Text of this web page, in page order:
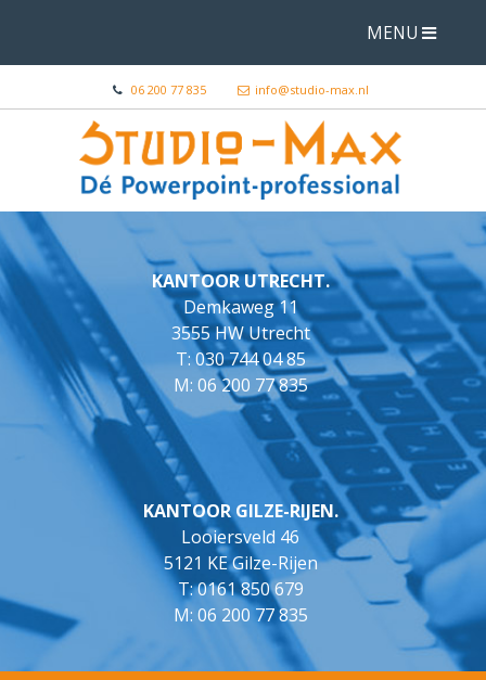
MENU
06 200 77 835 info@studio-max.nl
KANTOOR UTRECHT.
Demkaweg 11
3555 HW Utrecht
T:030 744 04 85
M: 06 200 77 835
KANTOOR GILZE-RIJEN.
Looiersveld 46
5121 KE Gilze-Rijen
T:0161 850 679
M: 06 200 77 835